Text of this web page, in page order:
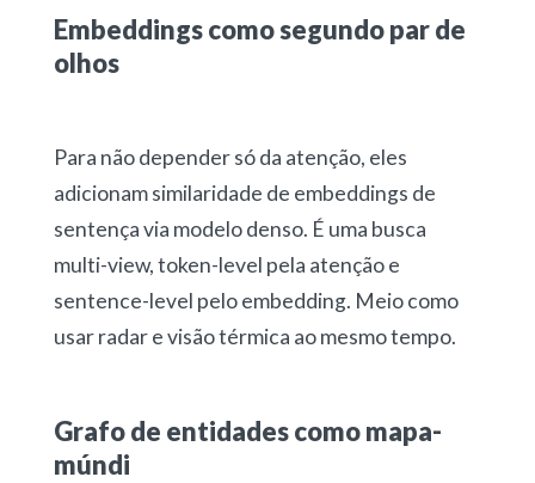
Embeddings como segundo par de
olhos
Para não depender só da atenção, eles
adicionam similaridade de embeddings de
sentença via modelo denso. É uma busca
multi-view, token-level pela atenção e
sentence-level pelo embedding. Meio como
usar radar e visão térmica ao mesmo tempo.
Grafo de entidades como mapa-
múndi